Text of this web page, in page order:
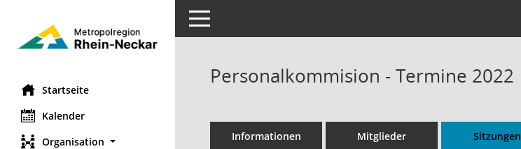
Startseite
Kalender
Organisation
Toggle navigation
Personalkommision - Termine 2022
Informationen Mitglieder Sitzungen